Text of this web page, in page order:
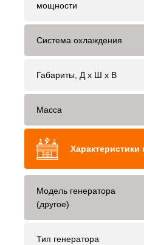
мощности
Система охлаждения
Габариты, Д x Ш x В
Масса
Характеристики
Модель генератора
(другое)
Тип генератора